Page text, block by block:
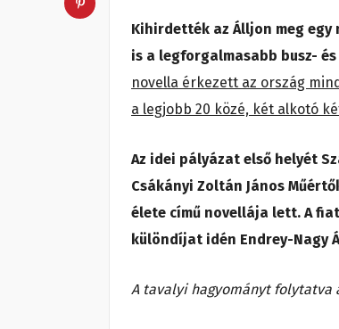
Kihirdették az Álljon meg
is a legforgalmasabb busz-
novella érkezett az ország
a legjobb 20 közé, két alkotó
Az idei pályázat első helyét
Csákányi Zoltán János
élete című novellája lett. A
különdíjat idén Endrey-Nagy
A tavalyi hagyományt folytatva